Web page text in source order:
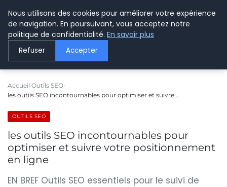
LE WEBMARKETING
Accueil Outils SEO
les outils SEO incontournables pour optimiser et suivre…
OUTILS SEO
les outils SEO incontournables pour
optimiser et suivre votre positionnement
en ligne
EN BREF Outils SEO essentiels pour le suivi de
Nous utilisons des cookies pour améliorer votre expérience
de navigation. En poursuivant, vous acceptez notre
politique de confidentialité. En savoir plus
Refuser Accepter